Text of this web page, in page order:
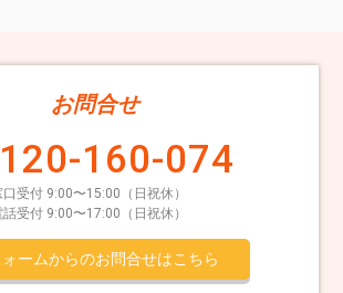
お問合せ
160-074
口受付 9:00〜15:00（日祝休）
話受付 9:00〜17:00（日祝休）
ォームからのお問合せはこちら